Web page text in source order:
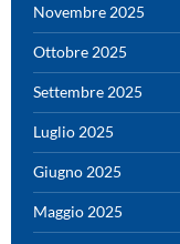
Novembre 2025
Ottobre 2025
Settembre 2025
Luglio 2025
Giugno 2025
Maggio 2025